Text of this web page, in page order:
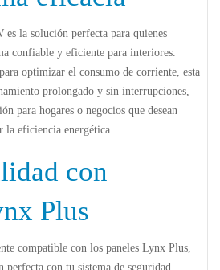
la solución perfecta para quienes
confiable y eficiente para interiores.
optimizar el consumo de corriente, esta
prolongado y sin interrupciones,
para hogares o negocios que desean
la eficiencia energética.
con
Plus
compatible con los paneles Lynx Plus,
perfecta con tu sistema de seguridad